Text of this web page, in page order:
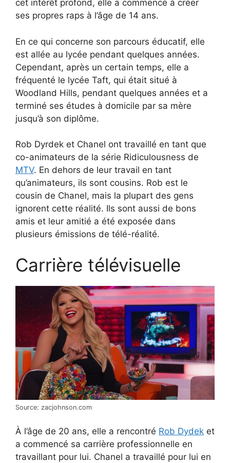
cet intérêt profond, elle a commencé à créer
ses propres raps à l’âge de 14 ans.
En ce qui concerne son parcours éducatif, elle
est allée au lycée pendant quelques années.
Cependant, après un certain temps, elle a
fréquenté le lycée Taft, qui était situé à
Woodland Hills, pendant quelques années et a
terminé ses études à domicile par sa mère
jusqu’à son diplôme.
Rob Dyrdek et Chanel ont travaillé en tant que
co-animateurs de la série Ridiculousness de
MTV. En dehors de leur travail en tant
qu’animateurs, ils sont cousins. Rob est le
cousin de Chanel, mais la plupart des gens
ignorent cette réalité. Ils sont aussi de bons
amis et leur amitié a été exposée dans
plusieurs émissions de télé-réalité.
Carrière télévisuelle
Source: zacjohnson.com
À l’âge de 20 ans, elle a rencontré Rob Dydek et
a commencé sa carrière professionnelle en
travaillant pour lui. Chanel a travaillé pour lui en